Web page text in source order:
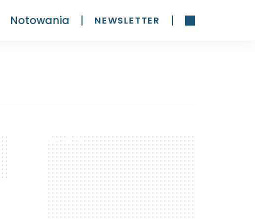
Notowania NEWSLETTER
300 x 600